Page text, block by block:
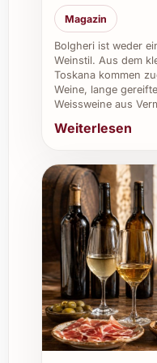
Domaine Philippe
2020 eignet sich
verschiedenste
Private
Wein
Caterings
Gäste mit
Restaurants:
Charakter
schätzen.
Weinkeller:
für jedes
Magazin
Bolgheri ist weder
Weinstil. Aus dem
Toskana kommen
Weine, lange
Weissweine aus
Weiterlesen